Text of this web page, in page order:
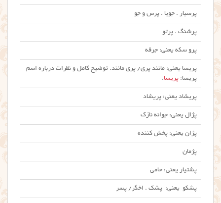
پرسیار . جویا . پرس و جو
پرشنگ . پرتو
پرو سکه یعنی: جرقه
پریسا یعنی: مانند پری/ پری مانند. توضیح کامل و نظرات درباره اسم
پریسا: پریسا.
پریشاد یعنی: پریشاد
پژال یعنی: جوانه نازک
پژان یعنی: پخش کننده
پژمان
پشتیار یعنی: حامی
پشکو یعنی: پشک . اخگر/ پسر